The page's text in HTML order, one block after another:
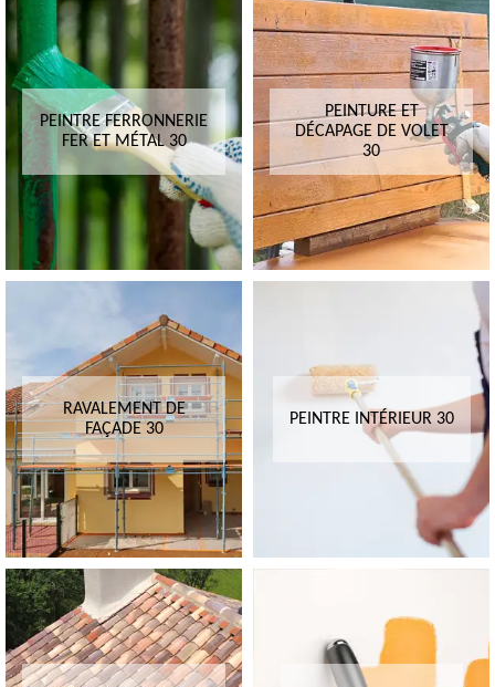
PEINTRE FERRONNERIE
FER ET MÉTAL 30
PEINTURE ET
DÉCAPAGE DE VOLET
30
RAVALEMENT DE
FAÇADE 30
PEINTRE INTÉRIEUR 30